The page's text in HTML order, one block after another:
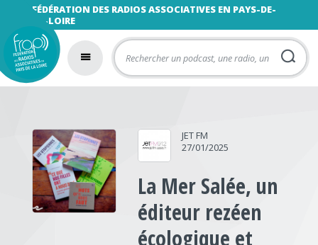
FÉDÉRATION DES RADIOS ASSOCIATIVES EN PAYS-DE-
LA-LOIRE
JET FM
27/01/2025
La Mer Salée, un
éditeur rezéen
écologique et